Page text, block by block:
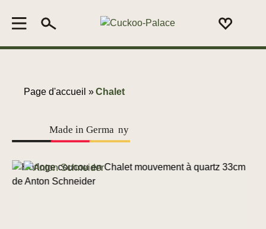
Page d'accueil »Chalet
Made in Germa ny